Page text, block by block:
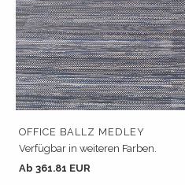
OFFICE BALLZ MEDLEY
Verfügbar in weiteren Farben.
Ab 361.81 EUR